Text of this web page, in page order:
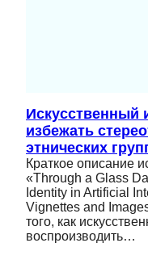
Искусственный
избежать
этнических
Краткое описание
«Through a Glass
Identity in Artificial
Vignettes and
того, как
воспроизводить…